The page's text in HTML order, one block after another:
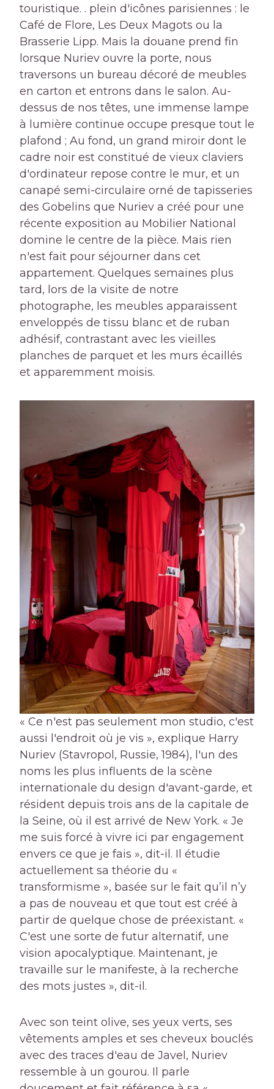
touristique. . plein d'icônes parisiennes : le
Café de Flore, Les Deux Magots ou la
Brasserie Lipp. Mais la douane prend fin
lorsque Nuriev ouvre la porte, nous
traversons un bureau décoré de meubles
en carton et entrons dans le salon. Au-
dessus de nos têtes, une immense lampe
à lumière continue occupe presque tout le
plafond ; Au fond, un grand miroir dont le
cadre noir est constitué de vieux claviers
d'ordinateur repose contre le mur, et un
canapé semi-circulaire orné de tapisseries
des Gobelins que Nuriev a créé pour une
récente exposition au Mobilier National
domine le centre de la pièce. Mais rien
n'est fait pour séjourner dans cet
appartement. Quelques semaines plus
tard, lors de la visite de notre
photographe, les meubles apparaissent
enveloppés de tissu blanc et de ruban
adhésif, contrastant avec les vieilles
planches de parquet et les murs écaillés
et apparemment moisis.
« Ce n'est pas seulement mon studio, c'est
aussi l'endroit où je vis », explique Harry
Nuriev (Stavropol, Russie, 1984), l'un des
noms les plus influents de la scène
internationale du design d'avant-garde, et
résident depuis trois ans de la capitale de
la Seine, où il est arrivé de New York. « Je
me suis forcé à vivre ici par engagement
envers ce que je fais », dit-il. Il étudie
actuellement sa théorie du «
transformisme », basée sur le fait qu’il n’y
a pas de nouveau et que tout est créé à
partir de quelque chose de préexistant. «
C'est une sorte de futur alternatif, une
vision apocalyptique. Maintenant, je
travaille sur le manifeste, à la recherche
des mots justes », dit-il.
Avec son teint olive, ses yeux verts, ses
vêtements amples et ses cheveux bouclés
avec des traces d'eau de Javel, Nuriev
ressemble à un gourou. Il parle